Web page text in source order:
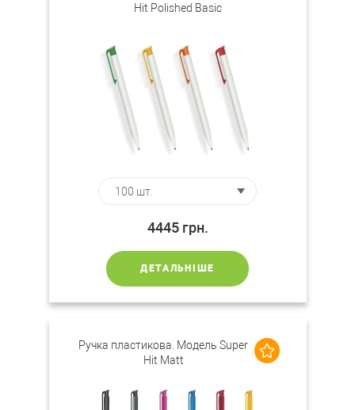
Hit Polished Basic
4445 грн.
ДЕТАЛЬНІШЕ
Ручка пластикова. Модель Super
Hit Matt